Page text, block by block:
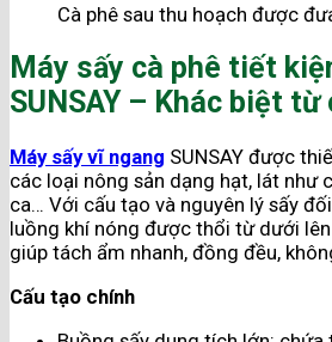
Cà phê sau thu hoạch được
Máy sấy cà phê tiết
SUNSAY – Khác biệt từ
Máy sấy vĩ ngang SUNSAY được
các loại nông sản dạng hạt, lát như
ca… Với cấu tạo và nguyên lý sấy
luồng khí nóng được thổi từ dưới
giúp tách ẩm nhanh, đồng đều,
Cấu tạo chính